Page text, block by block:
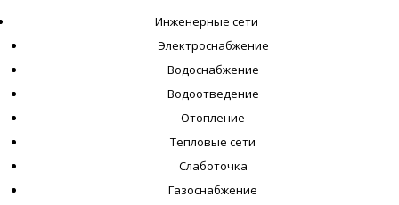
Инженерные сети
Электроснабжение
Водоснабжение
Водоотведение
Отопление
Тепловые сети
Слаботочка
Газоснабжение